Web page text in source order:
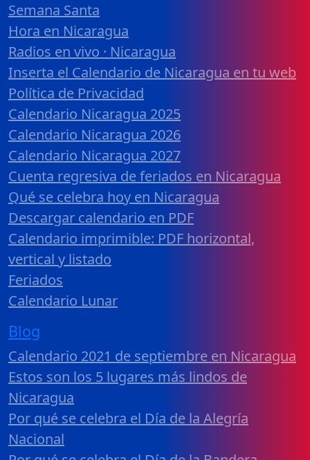
Semana Santa
Hora en Nicaragua
Radios en vivo · Nicaragua
Inserta el Calendario de Nicaragua en tu web
Política de Privacidad
Calendario Nicaragua 2025
Calendario Nicaragua 2026
Calendario Nicaragua 2027
Cuenta regresiva de feriados en Nicaragua
Qué se celebra hoy en Nicaragua
Descargar calendario en PDF
Calendario imprimible: PDF horizontal,
vertical y listado
Feriados
Calendario Lunar
Blog
Calendario 2021 de septiembre en Nicaragua
Estos son los 5 lugares más lindos de
Nicaragua
Por qué se celebra el Día de la Alegría
Nacional